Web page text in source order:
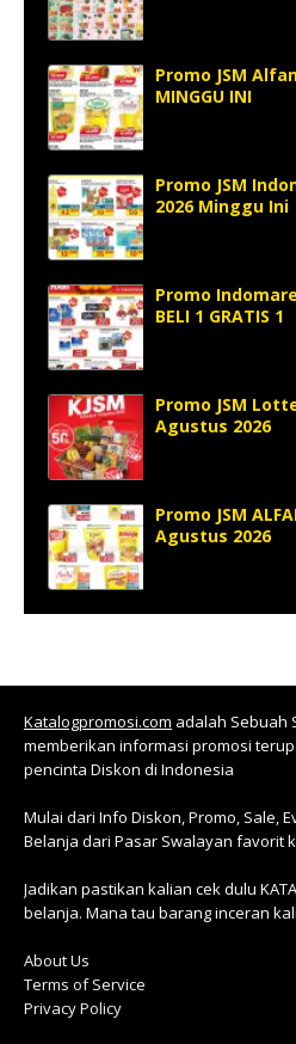
Promo JSM
MINGGU INI
Promo JSM
2026 Minggu Ini
Promo
BELI 1 GRATIS 1
Promo JSM
Agustus 2026
Promo JSM
Agustus 2026
Katalogpromosi.com adalah Sebuah
memberikan informasi promosi
pencinta Diskon di Indonesia
Mulai dari Info Diskon, Promo, Sale,
Belanja dari Pasar Swalayan favorit
Jadikan pastikan kalian cek dulu
belanja. Mana tau barang inceran
About Us
Terms of Service
Privacy Policy